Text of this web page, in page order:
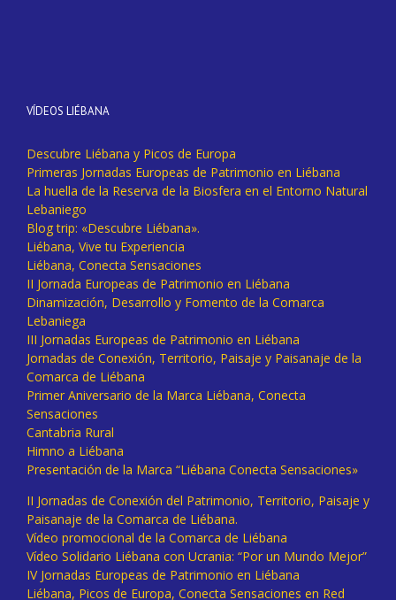
VÍDEOS LIÉBANA
Descubre Liébana y Picos de Europa
Primeras Jornadas Europeas de Patrimonio en Liébana
La huella de la Reserva de la Biosfera en el Entorno Natural
Lebaniego
Blog trip: «Descubre Liébana».
Liébana, Vive tu Experiencia
Liébana, Conecta Sensaciones
II Jornada Europeas de Patrimonio en Liébana
Dinamización, Desarrollo y Fomento de la Comarca
Lebaniega
III Jornadas Europeas de Patrimonio en Liébana
Jornadas de Conexión, Territorio, Paisaje y Paisanaje de la
Comarca de Liébana
Primer Aniversario de la Marca Liébana, Conecta
Sensaciones
Cantabria Rural
Himno a Liébana
Presentación de la Marca “Liébana Conecta Sensaciones»
II Jornadas de Conexión del Patrimonio, Territorio, Paisaje y
Paisanaje de la Comarca de Liébana.
Vídeo promocional de la Comarca de Liébana
Vídeo Solidario Liébana con Ucrania: “Por un Mundo Mejor”
IV Jornadas Europeas de Patrimonio en Liébana
Liébana, Picos de Europa, Conecta Sensaciones en Red